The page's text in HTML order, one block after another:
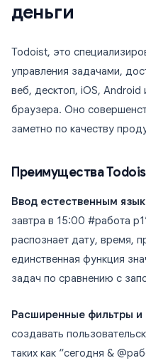
деньги
Todoist, это
управления задачами,
веб, десктоп, iOS,
браузера. Оно
заметно по качеству
Преимущества
Ввод естественным
завтра в 15:00 #работа
распознает дату, время,
единственная функция
задач по сравнению с
Расширенные фильтры и
создавать
таких как “сегодня &